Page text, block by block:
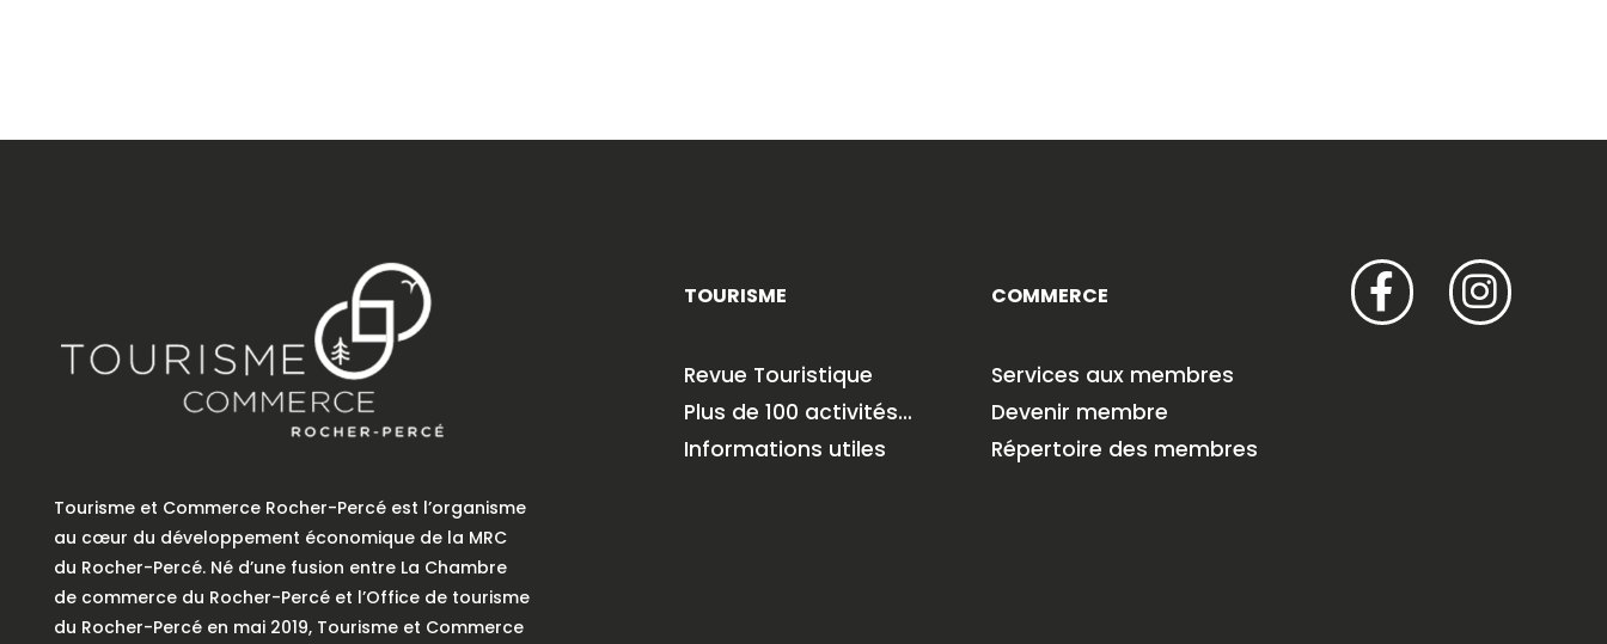
Tourisme et Commerce Rocher-Percé est l’organisme
au cœur du développement économique de la MRC
du Rocher-Percé. Né d’une fusion entre La Chambre
de commerce du Rocher-Percé et l’Office de tourisme
du Rocher-Percé en mai 2019, Tourisme et Commerce
TOURISME
Revue Touristique
Plus de 100 activités…
Informations utiles
COMMERCE
Services aux membres
Devenir membre
Répertoire des membres